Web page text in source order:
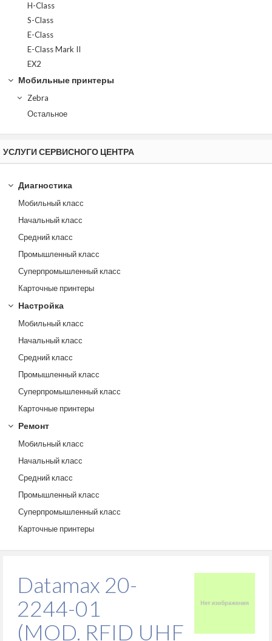
H-Class
S-Class
E-Class
E-Class Mark II
EX2
Мобильные принтеры
Zebra
Остальное
УСЛУГИ СЕРВИСНОГО ЦЕНТРА
Диагностика
Мобильный класс
Начальный класс
Средний класс
Промышленный класс
Суперпромышленный класс
Карточные принтеры
Настройка
Мобильный класс
Начальный класс
Средний класс
Промышленный класс
Суперпромышленный класс
Карточные принтеры
Ремонт
Мобильный класс
Начальный класс
Средний класс
Промышленный класс
Суперпромышленный класс
Карточные принтеры
Datamax 20-
2244-01
(MOD. RFID UHF